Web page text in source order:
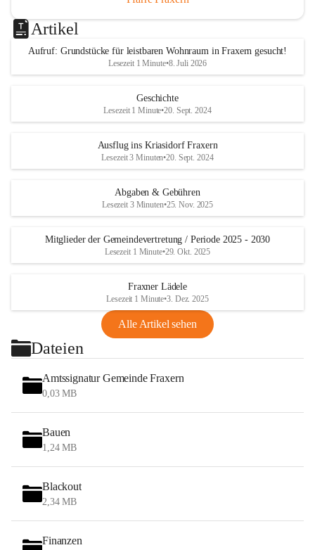
Artikel
Aufruf: Grundstücke für leistbaren Wohnraum in Fraxern gesucht!
Lesezeit 1 Minute•8. Juli 2026
Geschichte
Lesezeit 1 Minute•20. Sept. 2024
Ausflug ins Kriasidorf Fraxern
Lesezeit 3 Minuten•20. Sept. 2024
Abgaben & Gebühren
Lesezeit 3 Minuten•25. Nov. 2025
Mitglieder der Gemeindevertretung / Periode 2025 - 2030
Lesezeit 1 Minute•29. Okt. 2025
Fraxner Lädele
Lesezeit 1 Minute•3. Dez. 2025
Alle Artikel sehen
Dateien
Amtssignatur Gemeinde Fraxern
0,03 MB
Bauen
1,24 MB
Blackout
2,34 MB
Finanzen